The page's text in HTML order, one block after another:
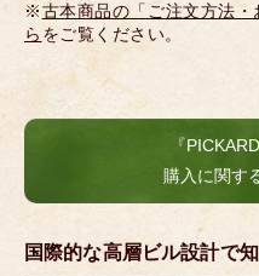
※古本商品の「ご注文方法
ら をご覧ください。
『
購入に関す
国際的な高層ビル設計で